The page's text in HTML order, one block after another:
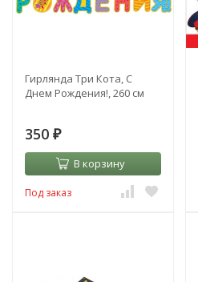
Гирлянда Три Кота, С
Днем Рождения!, 260 см
350 ₽
В корзину
Под заказ